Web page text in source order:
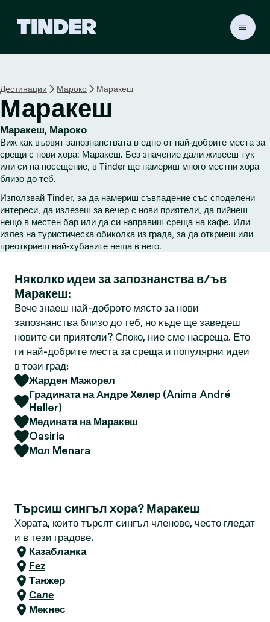
r
Н
а
а
л
о
Дестинации Мароко Маракеш
Маракеш
Маракеш, Мароко
Виж как вървят запознанствата в едно от най-добрите места за
срещи с нови хора: Маракеш. Без значение дали живееш тук
или си на посещение, в Tinder ще намериш много местни хора
близо до теб.
Използвай Tinder, за да намериш съвпадение със споделени
интереси, да излезеш за вечер с нови приятели, да пийнеш
нещо в местен бар или да си направиш среща на кафе. Или
излез на туристическа обиколка из града, за да откриеш или
преоткриеш най-хубавите неща в него.
Няколко идеи за запознанства в/ъв
Маракеш:
Вече знаеш най-доброто място за нови
запознанства близо до теб, но къде ще заведеш
новите си приятели? Споко, ние сме насреща. Ето
ги най-добрите места за среща и популярни идеи
в този град:
Жарден Мажорел
Градината на Андре Хелер (Anima André
Heller)
Медината на Маракеш
Oasiria
Мол Menara
Търсиш сингъл хора? Маракеш
Хората, които търсят сингъл членове, често гледат
и в тези градове.
Казабланка
Fez
Танжер
Сале
Мекнес